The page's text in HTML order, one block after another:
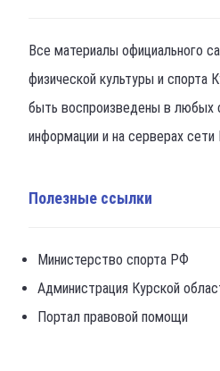
Все материалы официального
физической культуры и спорта
быть воспроизведены в любых
информации и на серверах сети
Полезные ссылки
Министерство спорта РФ
Администрация Курской
Портал правовой помощи